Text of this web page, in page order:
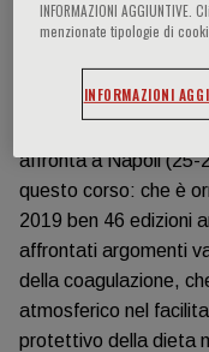
e l’ictus cerebrale,
persone all’anno nel
si evince
medici sul tema, che
affronta a Napoli (25-
questo corso: che è
2019 ben 46 edizioni
affrontati argomenti
della coagulazione,
atmosferico nel
protettivo della dieta
INFORMAZIONI
menzionate tipologie di
INFORMAZIONI